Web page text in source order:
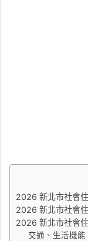
2026 新北市社會
2026 新北市社會
2026 新北市社會
交通、生活機能